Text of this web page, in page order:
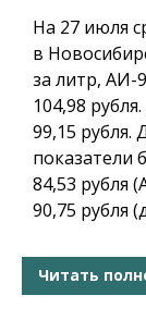
На 27 июля
в
за литр,
104,98
99,15 рубля.
показатели
84,53 рубля
90,75 рубля
Читать